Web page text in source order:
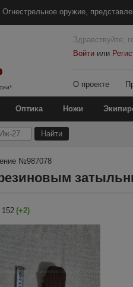
Огнестрельное оружие,
Здравствуйте,
Войтиили
О проекте
Оптика Ножи
№987078
152 (+2)